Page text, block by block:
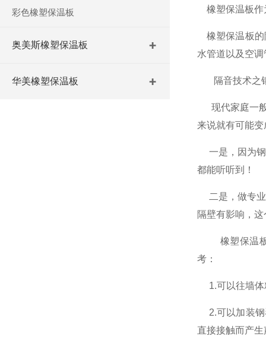
彩色橡塑保温板
奥美斯橡塑保温板
华美橡塑保温板
橡塑保温板作
橡塑保温板的
水管道以及空
隔音技术之
现代家庭一般
来说就有可能
一是，因为钢
都能听听到！
二是，做专业
隔壁有影响，
橡塑保温板—
考：
1.可以往墙体
2.可以加装钢
直接接触而产生